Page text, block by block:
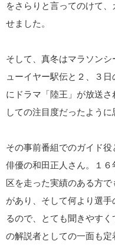
をさらりと言ってのけて
せました。
そして、真冬はマラソン
ューイヤー駅伝と２、３
にドラマ「陸王」が放送
しての注目度だったように
その事前番組でのガイド
俳優の和田正人さん。１
区を走った実績のある方
があり、そして何より選
るので、とても聞きやす
の解説者としての一面も